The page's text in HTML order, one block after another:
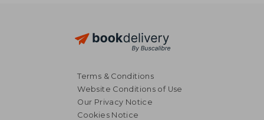
Terms & Conditions
Website Conditions of Use
Our Privacy Notice
Cookies Notice